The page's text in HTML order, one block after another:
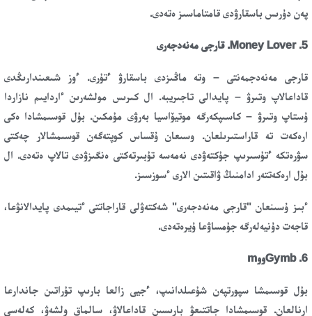
پەن دۇرىس باسقارۋدى قامتاماسىز ەتەدى.
5. Money Lover. قارجى مەنەدجەرى
قارجى مەنەدجمەنتى – وتە ماڭىزدى باسقارۋ ءتۇرى. ءوز شىعىندارىڭدى
قاداعالاپ وتىرۋ – پايدالى تاجىريبە. ال كىرىس مولشەرىن ءاردايىم نازاردا
ۇستاپ وتىرۋ – كاسىپكەرگە موتيۆاسيا بەرۋى مۇمكىن. بۇل قوسىمشادا ەكى
ارەكەت تە قاراستىرىلعان. وسىعان ۇقساس كوپتەگەن قوسىمشالار چەكتى
سۋرەتكە ءتۇسىرىپ جۇكتەۋدى نەمەسە تۇبىرتەكتى ەنگىزۋدى تالاپ ەتەدى. ال
بۇل ارەكەتتەر ادامنىڭ ۋاقىتىن الارى ءسوزسىز.
ءبىز ۇسىنعان "قارجى مەنەدجەرى" شەكتەۋلى قاراجاتتى ءتيىمدى پايدالانۋعا،
قاجەت دۇنيەلەرگە جۇمساۋعا ۇيرەتەدى.
6. Gymbووm
بۇل قوسىمشا سپورتپەن شۇعىلدانىپ، ءجيى زالعا بارىپ تۇراتىن جاندارعا
ارنالعان. قوسىمشادا جاتتىعۋ بارىسىن قاداعالاۋ، سالماق ولشەۋ، كەلەسى